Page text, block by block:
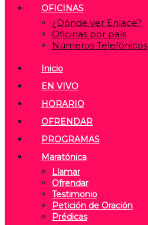
OFICINAS
¿Dónde ver Enlace?
Oficinas por país
Números Telefónicos
Inicio
EN VIVO
HORARIO
OFRENDAR
PROGRAMAS
Maratónica
Llamar
Ofrendar
Testimonio
Petición de Oración
Prédicas